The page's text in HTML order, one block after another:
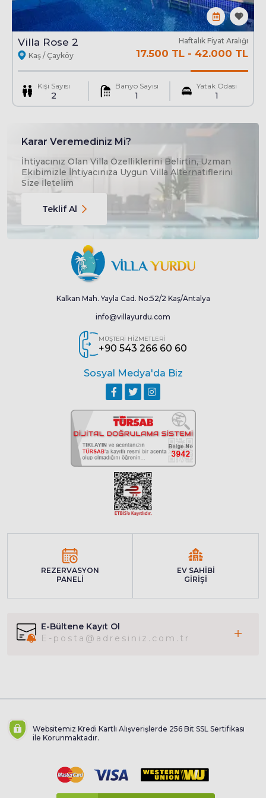
Villa Rose 2
Kaş / Çayköy
Haftalık Fiyat Aralığı
17.500 TL - 42.000 TL
Kişi Sayısı
2
Banyo Sayısı
1
Yatak Odası
1
Karar Veremediniz Mi?
İhtiyacınız Olan Villa Özelliklerini Belirtin, Uzman
Ekibimizle İhtiyacınıza Uygun Villa Alternatiflerini
Size İletelim
Teklif Al
REZERVASYON
PANELİ
EV SAHİBİ
GİRİŞİ
Kalkan Mah. Yayla Cad. No:52/2 Kaş/Antalya
info@villayurdu.com
MÜŞTERİ HİZMETLERİ
+90 543 266 60 60
Sosyal Medya'da Biz
E-Bültene Kayıt Ol
Websitemiz Kredi Kartlı Alışverişlerde 256 Bit SSL Sertifikası
ile Korunmaktadır.